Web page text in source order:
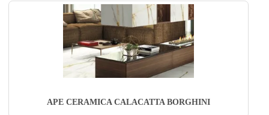
APE CERAMICA CALACATTA BORGHINI